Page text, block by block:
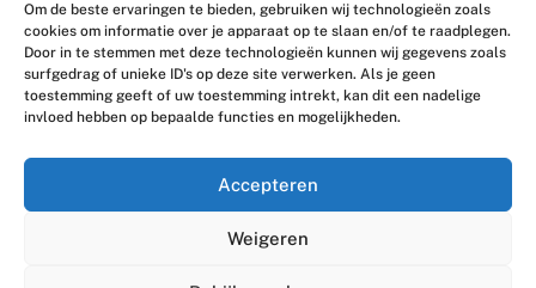
Om de beste ervaringen te bieden, gebruiken wij technologieën zoals
cookies om informatie over je apparaat op te slaan en/of te raadplegen.
Door in te stemmen met deze technologieën kunnen wij gegevens zoals
surfgedrag of unieke ID's op deze site verwerken. Als je geen
toestemming geeft of uw toestemming intrekt, kan dit een nadelige
invloed hebben op bepaalde functies en mogelijkheden.
Accepteren
Weigeren
Contact
Houttuinlaan 8
3447 GM Woerden